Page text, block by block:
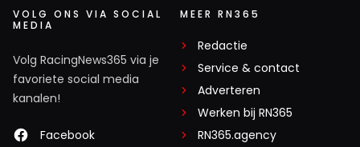
VOLG ONS VIA SOCIAL
MEDIA
Volg RacingNews365 via je
favoriete social media
kanalen!
Facebook
MEER RN365
Redactie
Service & contact
Adverteren
Werken bij RN365
RN365.agency